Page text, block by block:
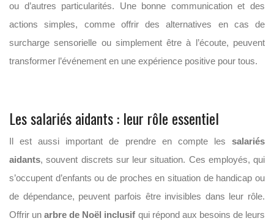
ou d’autres particularités. Une bonne communication et des
actions simples, comme offrir des alternatives en cas de
surcharge sensorielle ou simplement être à l’écoute, peuvent
transformer l’événement en une expérience positive pour tous.
Les salariés aidants : leur rôle essentiel
Il est aussi important de prendre en compte les salariés
aidants, souvent discrets sur leur situation. Ces employés, qui
s’occupent d’enfants ou de proches en situation de handicap ou
de dépendance, peuvent parfois être invisibles dans leur rôle.
Offrir unarbre de Noël inclusif qui répond aux besoins de leurs